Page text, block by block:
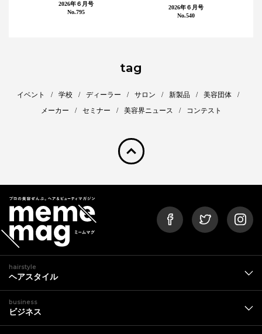
2026年６月号
No.795
2026年６月号
No.540
tag
イベント 学校 ディーラー サロン 新製品
美容団体
メーカー
セミナー 美容界ニュース コンテスト
pagetop
hairstyle
ヘアスタイル
business
ビジネス